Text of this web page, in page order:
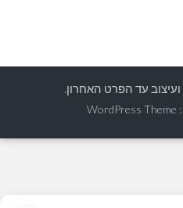
WordPress Theme :